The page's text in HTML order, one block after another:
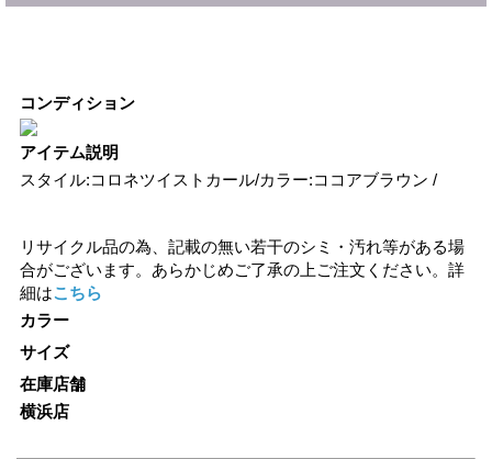
コンディション
アイテム説明
スタイル:コロネツイストカール/カラー:ココアブラウン /
リサイクル品の為、記載の無い若干のシミ・汚れ等がある場
合がございます。あらかじめご了承の上ご注文ください。詳
細はこちら
カラー
サイズ
在庫店舗
横浜店